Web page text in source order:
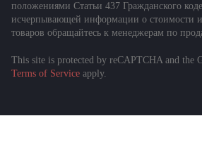
положениями Статьи 437 Гражданского
исчерпывающей информации о стоимости и
товаров обращайтесь к менеджерам по
This site is protected by reCAPTCHA and the
Terms of Service apply.